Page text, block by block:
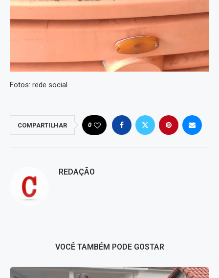
Fotos: rede social
COMPARTILHAR 0
REDAÇÃO
VOCÊ TAMBÉM PODE GOSTAR